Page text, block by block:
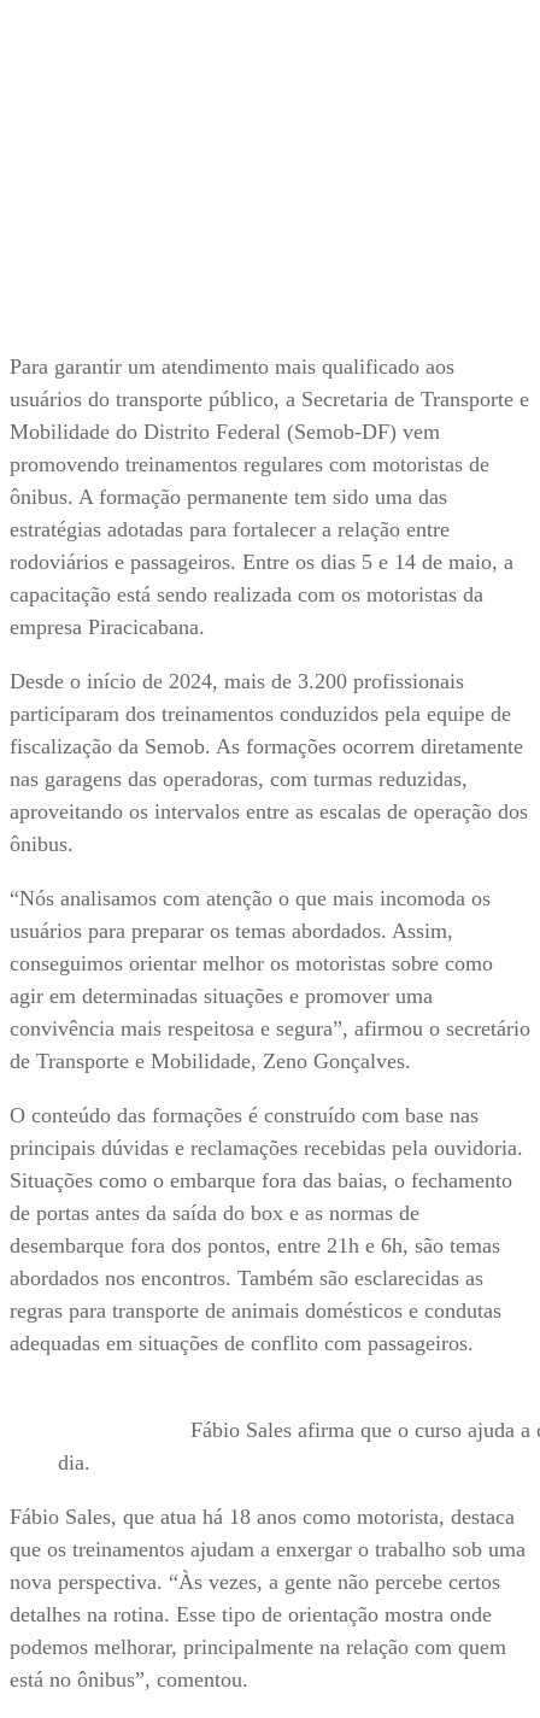
Para garantir um atendimento mais qualificado aos
usuários do transporte público, a Secretaria de Transporte e
Mobilidade do Distrito Federal (Semob-DF) vem
promovendo treinamentos regulares com motoristas de
ônibus. A formação permanente tem sido uma das
estratégias adotadas para fortalecer a relação entre
rodoviários e passageiros. Entre os dias 5 e 14 de maio, a
capacitação está sendo realizada com os motoristas da
empresa Piracicabana.
Desde o início de 2024, mais de 3.200 profissionais
participaram dos treinamentos conduzidos pela equipe de
fiscalização da Semob. As formações ocorrem diretamente
nas garagens das operadoras, com turmas reduzidas,
aproveitando os intervalos entre as escalas de operação dos
ônibus.
“Nós analisamos com atenção o que mais incomoda os
usuários para preparar os temas abordados. Assim,
conseguimos orientar melhor os motoristas sobre como
agir em determinadas situações e promover uma
convivência mais respeitosa e segura”, afirmou o secretário
de Transporte e Mobilidade, Zeno Gonçalves.
O conteúdo das formações é construído com base nas
principais dúvidas e reclamações recebidas pela ouvidoria.
Situações como o embarque fora das baias, o fechamento
de portas antes da saída do box e as normas de
desembarque fora dos pontos, entre 21h e 6h, são temas
abordados nos encontros. Também são esclarecidas as
regras para transporte de animais domésticos e condutas
adequadas em situações de conflito com passageiros.
Fábio Sales afirma que o curso ajuda a
dia.
Fábio Sales, que atua há 18 anos como motorista, destaca
que os treinamentos ajudam a enxergar o trabalho sob uma
nova perspectiva. “Às vezes, a gente não percebe certos
detalhes na rotina. Esse tipo de orientação mostra onde
podemos melhorar, principalmente na relação com quem
está no ônibus”, comentou.